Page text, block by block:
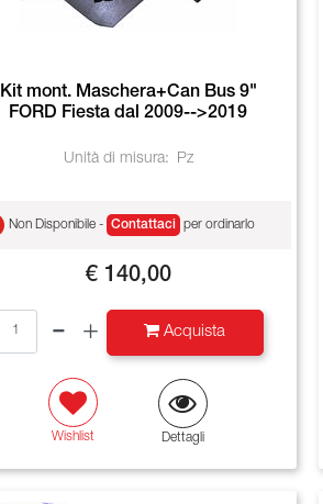
Kit mont. Maschera+Can Bus 9"
FORD Fiesta dal 2009-->2019
Unità di misura: Pz
Non Disponibile - Contattaci per ordinarlo
€ 140,00
Quantità
Acquista
Wishlist Dettagli